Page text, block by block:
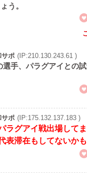
う。
サポ (IP:210.130.243.61 )
選手、パラグアイとの
サポ (IP:175.132.137.183 )
ラグアイ戦出場してま
表滞在もしてないか